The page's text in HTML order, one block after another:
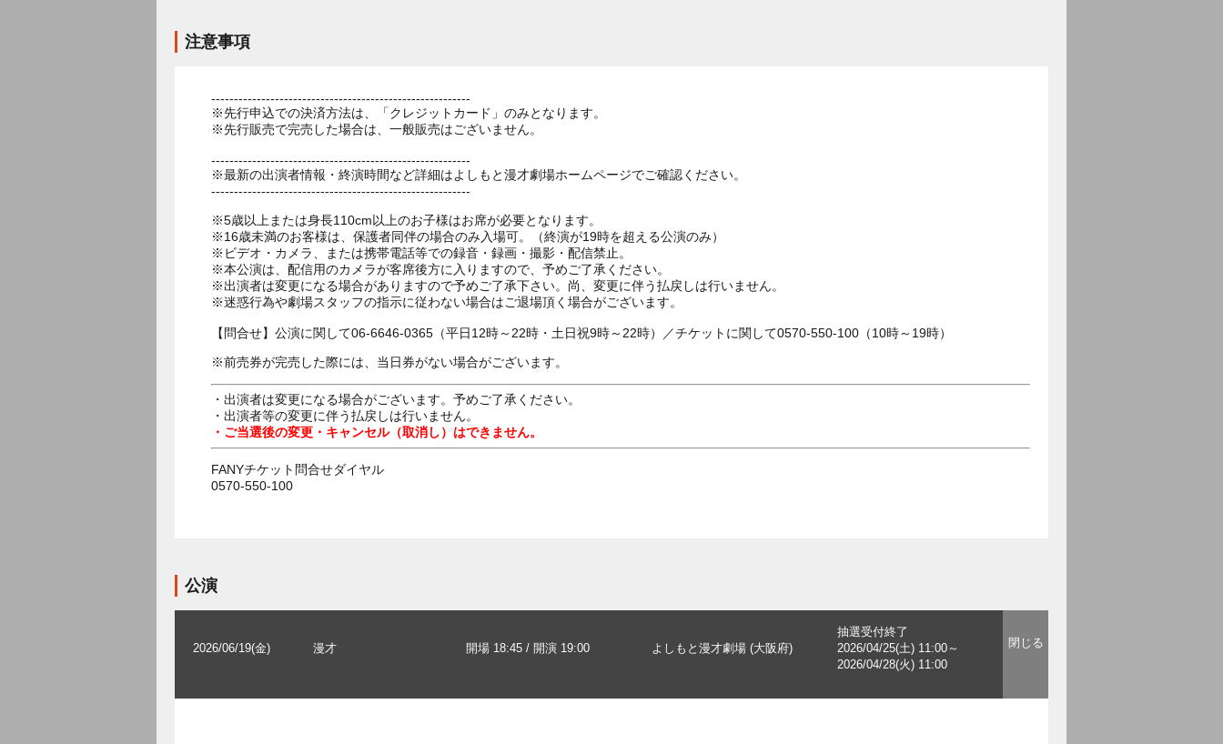
注意事項
---------------------------------------------------------
※先行申込での決済方法は、「クレジットカード」のみとなります。
※先行販売で完売した場合は、一般販売はございません。
---------------------------------------------------------
※最新の出演者情報・終演時間など詳細はよしもと漫才劇場ホームページでご確認ください。
---------------------------------------------------------
※5歳以上または身長110cm以上のお子様はお席が必要となります。
※16歳未満のお客様は、保護者同伴の場合のみ入場可。（終演が19時を超える公演のみ）
※ビデオ・カメラ、または携帯電話等での録音・録画・撮影・配信禁止。
※本公演は、配信用のカメラが客席後方に入りますので、予めご了承ください。
※出演者は変更になる場合がありますので予めご了承下さい。尚、変更に伴う払戻しは行いません。
※迷惑行為や劇場スタッフの指示に従わない場合はご退場頂く場合がございます。
※前売券が完売した際には、当日券がない場合がございます。
・出演者は変更になる場合がございます。予めご了承ください。
・出演者等の変更に伴う払戻しは行いません。
・ご当選後の変更・キャンセル（取消し）はできません。
FANYチケット問合せダイヤル
0570-550-100
公演
2026/06/19(金) 漫才 開場 18:45 / 開演 19:00 よしもと漫才劇場 (大阪府)
抽選受付終了
2026/04/25(土) 11:00～
2026/04/28(火) 11:00